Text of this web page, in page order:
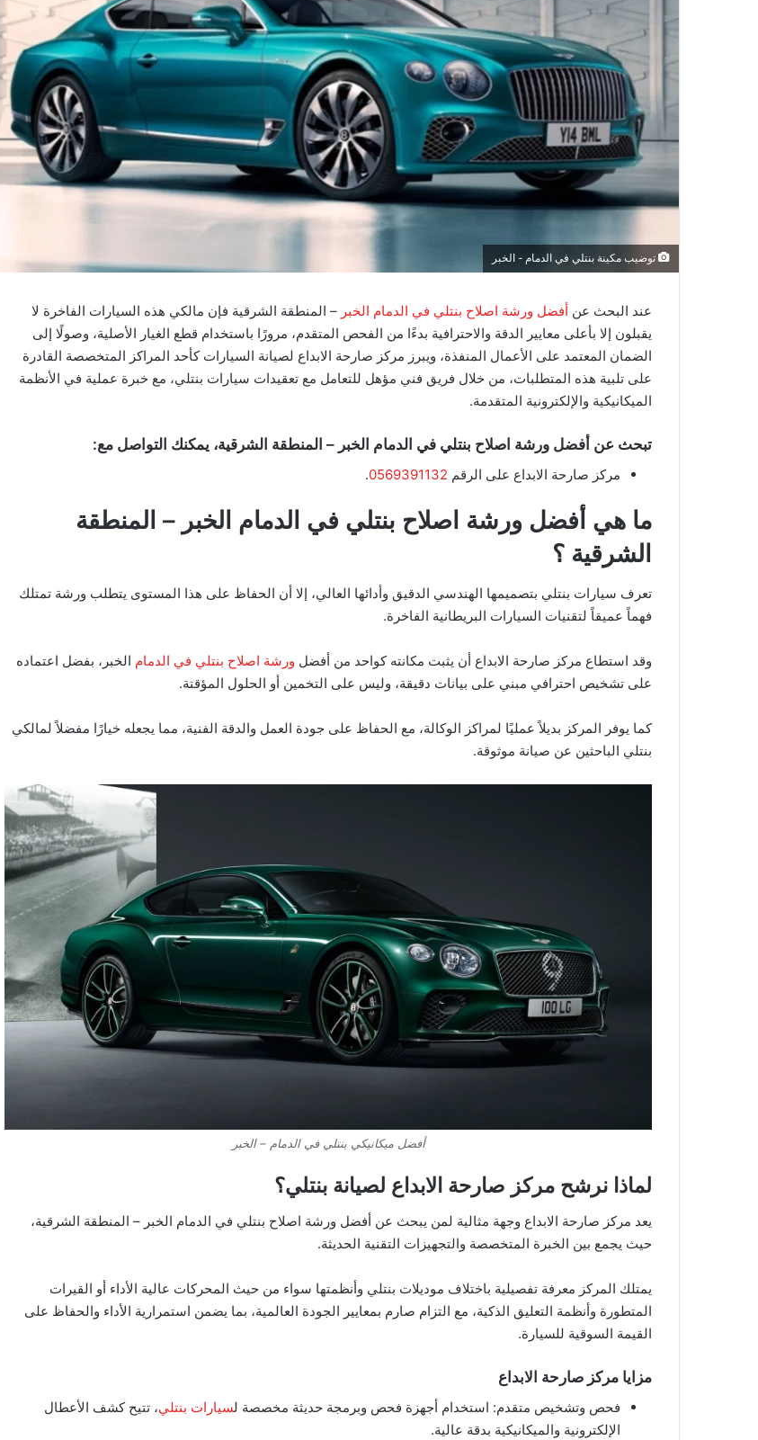
توضيب مكينة بنتلي في الدمام - الخبر
عند البحث عن أفضل ورشة اصلاح بنتلي في الدمام الخبر – المنطقة الشرقية فإن مالكي هذه السيارات الفاخرة لا
يقبلون إلا بأعلى معايير الدقة والاحترافية بدءًا من الفحص المتقدم، مرورًا باستخدام قطع الغيار الأصلية، وصولًا إلى
الضمان المعتمد على الأعمال المنفذة، ويبرز مركز صارحة الابداع لصيانة السيارات كأحد المراكز المتخصصة القادرة
على تلبية هذه المتطلبات، من خلال فريق فني مؤهل للتعامل مع تعقيدات سيارات بنتلي، مع خبرة عملية في الأنظمة
الميكانيكية والإلكترونية المتقدمة.
تبحث عن أفضل ورشة اصلاح بنتلي في الدمام الخبر – المنطقة الشرقية، يمكنك التواصل مع:
مركز صارحة الابداع على الرقم 0569391132
.
ما هي أفضل ورشة اصلاح بنتلي في الدمام الخبر – المنطقة
الشرقية ؟
تعرف سيارات بنتلي بتصميمها الهندسي الدقيق وأدائها العالي، إلا أن الحفاظ على هذا المستوى يتطلب ورشة تمتلك
فهماً عميقاً لتقنيات السيارات البريطانية الفاخرة.
وقد استطاع مركز صارحة الابداع أن يثبت مكانته كواحد من أفضل ورشة اصلاح بنتلي في الدمام الخبر، بفضل اعتماده
على تشخيص احترافي مبني على بيانات دقيقة، وليس على التخمين أو الحلول المؤقتة.
كما يوفر المركز بديلاً عمليًا لمراكز الوكالة، مع الحفاظ على جودة العمل والدقة الفنية، مما يجعله خيارًا مفضلاً لمالكي
بنتلي الباحثين عن صيانة موثوقة.
أفضل ميكانيكي بنتلي في الدمام – الخبر
لماذا نرشح مركز صارحة الابداع لصيانة بنتلي؟
يعد مركز صارحة الابداع وجهة مثالية لمن يبحث عن أفضل ورشة اصلاح بنتلي في الدمام الخبر – المنطقة الشرقية،
حيث يجمع بين الخبرة المتخصصة والتجهيزات التقنية الحديثة.
يمتلك المركز معرفة تفصيلية باختلاف موديلات بنتلي وأنظمتها سواء من حيث المحركات عالية الأداء أو القيرات
المتطورة وأنظمة التعليق الذكية، مع التزام صارم بمعايير الجودة العالمية، بما يضمن استمرارية الأداء والحفاظ على
القيمة السوقية للسيارة.
مزايا مركز صارحة الابداع
فحص وتشخيص متقدم: استخدام أجهزة فحص وبرمجة حديثة مخصصة لسيارات بنتلي، تتيح كشف الأعطال
الإلكترونية والميكانيكية بدقة عالية.